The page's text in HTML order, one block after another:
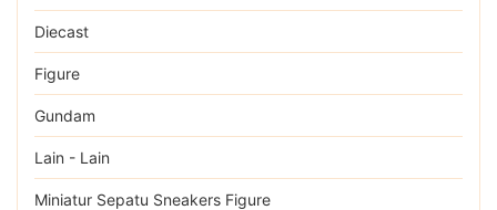
Diecast
Figure
Gundam
Lain - Lain
Miniatur Sepatu Sneakers Figure